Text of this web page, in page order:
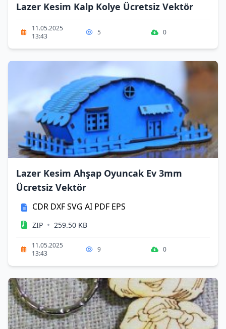
Lazer Kesim Kalp Kolye Ücretsiz Vektör
11.05.2025
13:43
5 0
Lazer Kesim Ahşap Oyuncak Ev 3mm
Ücretsiz Vektör
CDR DXFSVG AI PDF EPS
ZIP • 259.50 KB
11.05.2025
13:43
9 0